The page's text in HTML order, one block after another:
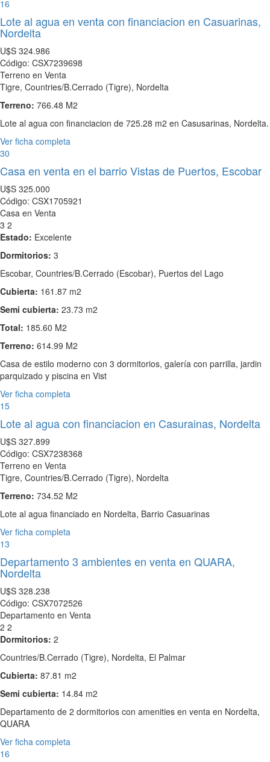
16
Lote al agua en venta con financiacion en Casuarinas,
Nordelta
U$S 324.986
Código: CSX7239698
Terreno en Venta
Tigre, Countries/B.Cerrado (Tigre), Nordelta
Terreno: 766.48 M2
Lote al agua con financiacion de 725.28 m2 en Casusarinas, Nordelta.
Ver ficha completa
30
Casa en venta en el barrio Vistas de Puertos, Escobar
U$S 325.000
Código: CSX1705921
Casa en Venta
3 2
Estado: Excelente
Dormitorios: 3
Escobar, Countries/B.Cerrado (Escobar), Puertos del Lago
Cubierta: 161.87 m2
Semi cubierta: 23.73 m2
Total: 185.60 M2
Terreno: 614.99 M2
Casa de estilo moderno con 3 dormitorios, galería con parrilla, jardin
parquizado y piscina en Vist
Ver ficha completa
15
Lote al agua con financiacion en Casurainas, Nordelta
U$S 327.899
Código: CSX7238368
Terreno en Venta
Tigre, Countries/B.Cerrado (Tigre), Nordelta
Terreno: 734.52 M2
Lote al agua financiado en Nordelta, Barrio Casuarinas
Ver ficha completa
13
Departamento 3 ambientes en venta en QUARA,
Nordelta
U$S 328.238
Código: CSX7072526
Departamento en Venta
2 2
Dormitorios: 2
Countries/B.Cerrado (Tigre), Nordelta, El Palmar
Cubierta: 87.81 m2
Semi cubierta: 14.84 m2
Departamento de 2 dormitorios con amenities en venta en Nordelta,
QUARA
Ver ficha completa
16